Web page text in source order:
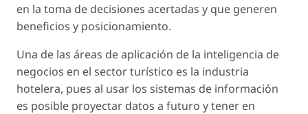
en la toma de decisiones acertadas y que generen
beneficios y posicionamiento.
Una de las áreas de aplicación de la inteligencia de
negocios en el sector turístico es la industria
hotelera, pues al usar los sistemas de información
es posible proyectar datos a futuro y tener en